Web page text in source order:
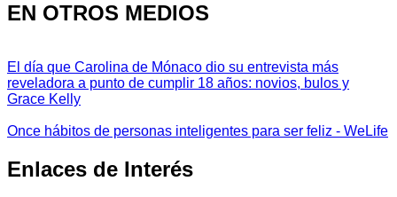
EN OTROS MEDIOS
El día que Carolina de Mónaco dio su entrevista más
reveladora a punto de cumplir 18 años: novios, bulos y
Grace Kelly
Once hábitos de personas inteligentes para ser feliz - WeLife
Enlaces de Interés